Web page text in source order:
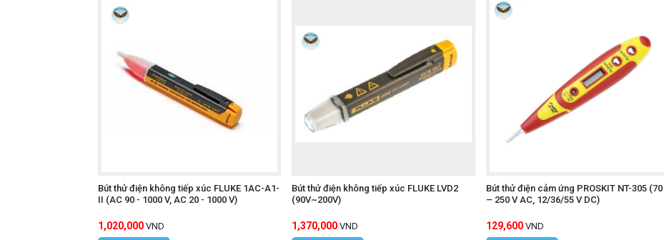
Bút thử điện không tiếp xúc FLUKE 1AC-A1-
II (AC 90 - 1000 V, AC 20 - 1000 V)
1,020,000 VND
Bút thử điện không tiếp xúc FLUKE LVD2
(90V~200V)
1,370,000 VND
Bút thử điện cảm ứng PROSKIT NT-305 (70
– 250 V AC, 12/36/55 V DC)
129,600 VND